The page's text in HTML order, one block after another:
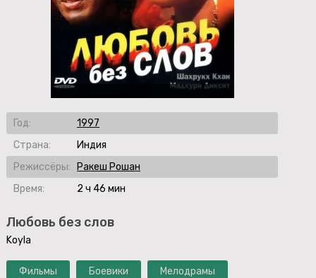
Любовь без слов
Koyla
Фильмы Боевики Мелодрамы
Год:
1997
Страна:
Индия
Режиссёры:
Ракеш Рошан
Время:
2 ч 46 мин